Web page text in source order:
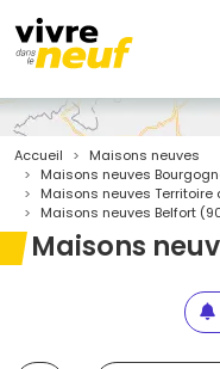
Accueil
Maisons neuves
Maisons neuves
Maisons neuves Territoire
Maisons neuves Belfort
Maisons